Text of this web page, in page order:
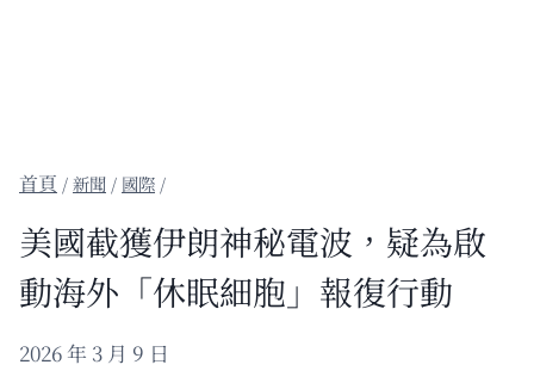
/新聞 / 國際 /
美國截獲伊朗神秘電波，疑為啟
動海外「休眠細胞」報復行動
2026 年 3 月 9 日